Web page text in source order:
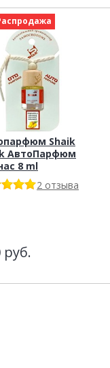
Shaik
АвтоПарфюм
8 ml
2 отзыва
руб.